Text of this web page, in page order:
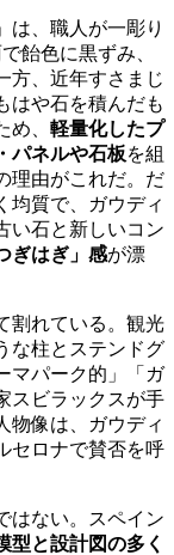
は、職人が一彫り
飴色に黒ずみ、
方、近年すさまじ
はや石を積んだも
、 軽量化したプ
パネルや石板を組
理由がこれだ。だ
均質で、ガウディ
い石と新しいコン
ぎはぎ」感が漂
割れている。観光
な柱とステンドグ
マパーク的」「ガ
スビラックスが手
物像は、ガウディ
セロナで賛否を呼
はない。スペイン
型と設計図の多く